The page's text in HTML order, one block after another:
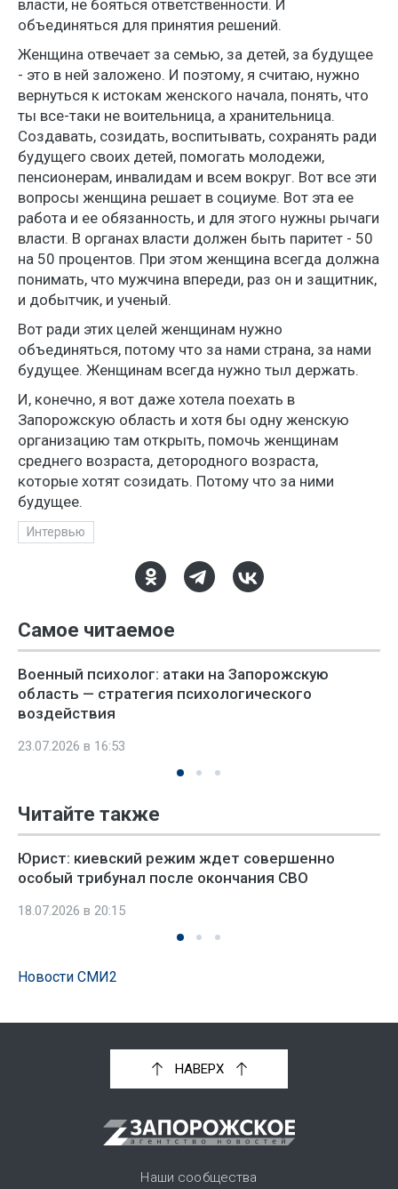
власти, не бояться ответственности. И
объединяться для принятия решений.
Женщина отвечает за семью, за детей, за будущее
- это в ней заложено. И поэтому, я считаю, нужно
вернуться к истокам женского начала, понять, что
ты все-таки не воительница, а хранительница.
Создавать, созидать, воспитывать, сохранять ради
будущего своих детей, помогать молодежи,
пенсионерам, инвалидам и всем вокруг. Вот все эти
вопросы женщина решает в социуме. Вот эта ее
работа и ее обязанность, и для этого нужны рычаги
власти. В органах власти должен быть паритет - 50
на 50 процентов. При этом женщина всегда должна
понимать, что мужчина впереди, раз он и защитник,
и добытчик, и ученый.
Вот ради этих целей женщинам нужно
объединяться, потому что за нами страна, за нами
будущее. Женщинам всегда нужно тыл держать.
И, конечно, я вот даже хотела поехать в
Запорожскую область и хотя бы одну женскую
организацию там открыть, помочь женщинам
среднего возраста, детородного возраста,
которые хотят созидать. Потому что за ними
будущее.
Интервью
Самое читаемое
Военный психолог: атаки на Запорожскую
область — стратегия психологического
воздействия
23.07.2026 в 16:53
Читайте также
Юрист: киевский режим ждет совершенно
особый трибунал после окончания СВО
18.07.2026 в 20:15
Новости СМИ2
НАВЕРХ
Наши сообщества